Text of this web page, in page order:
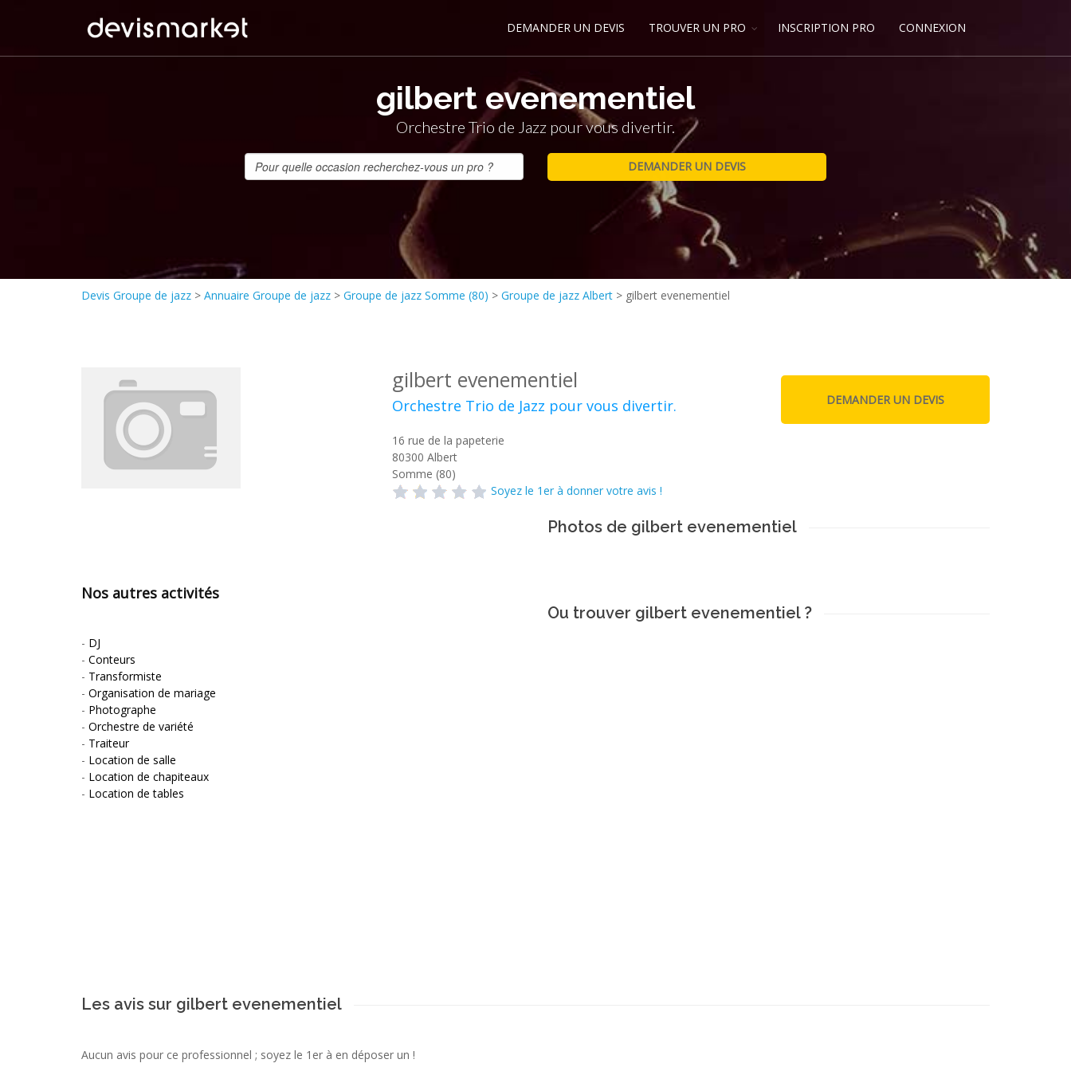
DEMANDER UN DEVIS TROUVER UN PRO INSCRIPTION PRO CONNEXION
gilbert evenementiel
Orchestre Trio de Jazz pour vous divertir.
Devis Groupe de jazz > Annuaire Groupe de jazz > Groupe de jazz Somme (80) > Groupe de jazz Albert > gilbert evenementiel
gilbert evenementiel
Orchestre Trio de Jazz pour vous divertir.
16 rue de la papeterie
80300 Albert
Somme (80)
Soyez le 1er à donner votre avis !
Nos autres activités
- DJ
- Conteurs
- Transformiste
- Organisation de mariage
- Photographe
- Orchestre de variété
- Traiteur
- Location de salle
- Location de chapiteaux
- Location de tables
Photos de gilbert evenementiel
Ou trouver gilbert evenementiel ?
Les avis sur gilbert evenementiel
Aucun avis pour ce professionnel ; soyez le 1er à en déposer un !